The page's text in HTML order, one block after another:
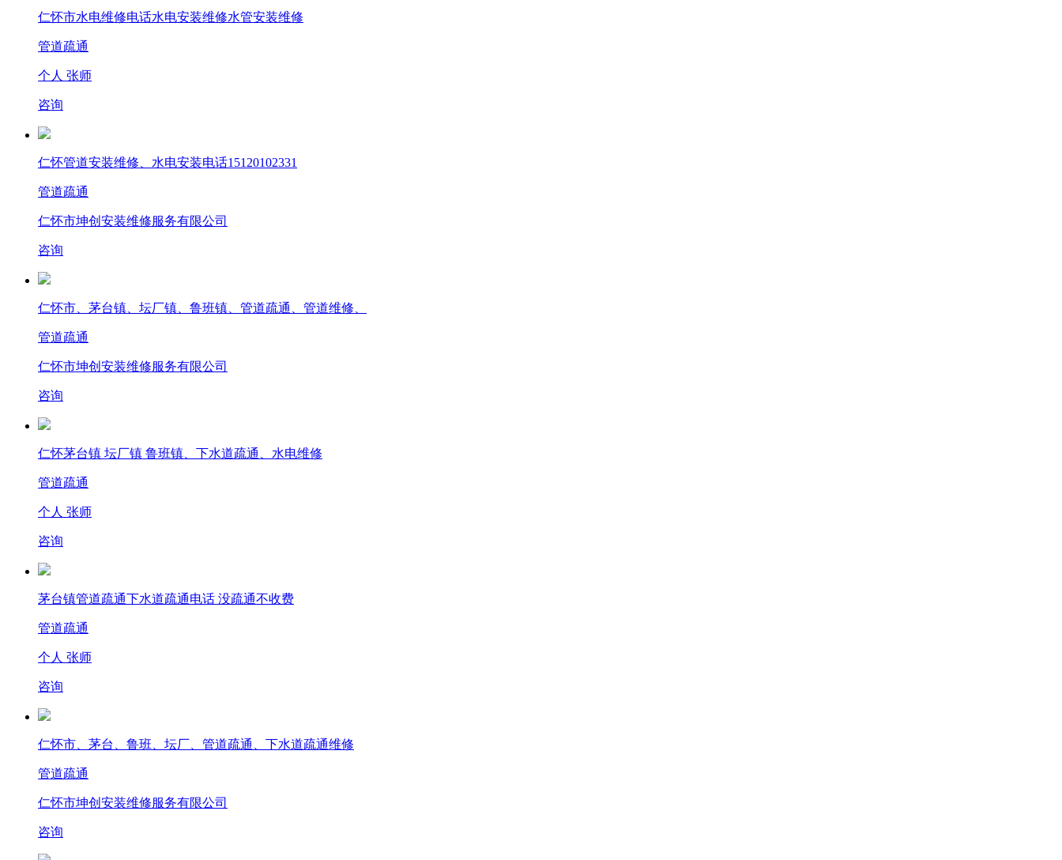
仁怀市水电维修电话水电安装维修水管安装维修
管道疏通
个人 张师
咨询
仁怀管道安装维修、水电安装电话15120102331
管道疏通
仁怀市坤创安装维修服务有限公司
咨询
仁怀市、茅台镇、坛厂镇、鲁班镇、管道疏通、管道维修、
管道疏通
仁怀市坤创安装维修服务有限公司
咨询
仁怀茅台镇 坛厂镇 鲁班镇、下水道疏通、水电维修
管道疏通
个人 张师
咨询
茅台镇管道疏通下水道疏通电话 没疏通不收费
管道疏通
个人 张师
咨询
仁怀市、茅台、鲁班、坛厂、管道疏通、下水道疏通维修
管道疏通
仁怀市坤创安装维修服务有限公司
咨询